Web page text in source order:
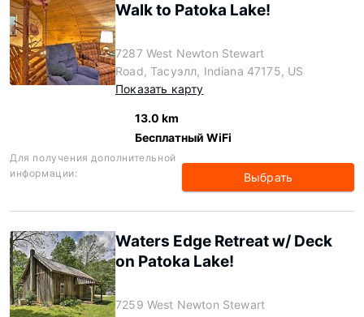
Walk to Patoka Lake!
7287 West Newton Stewart
Road, Тасуэлл, Indiana 47175, US
Показать карту
13.0 km
Бесплатный WiFi
Для получения дополнительной
информации:
Выбрать
Waters Edge Retreat w/ Deck
on Patoka Lake!
7259 West Newton Stewart